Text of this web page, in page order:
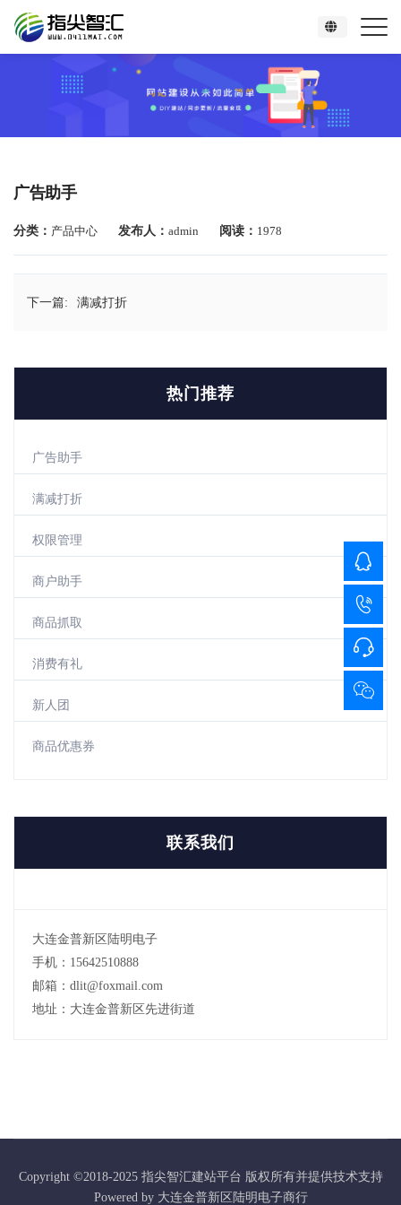
广告助手
分类： 产品中心 发布人： admin 阅读： 1978
下一篇: 满减打折
热门推荐
广告助手
满减打折
权限管理
商户助手
商品抓取
消费有礼
新人团
商品优惠券
联系我们
大连金普新区陆明电子
手机：15642510888
邮箱：dlit@foxmail.com
地址：大连金普新区先进街道
Copyright ©2018-2025 指尖智汇建站平台 版权所有并提供技术支持
Powered by 大连金普新区陆明电子商行